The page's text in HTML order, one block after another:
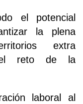
el potencial
la plena
extra
el reto de la
laboral al